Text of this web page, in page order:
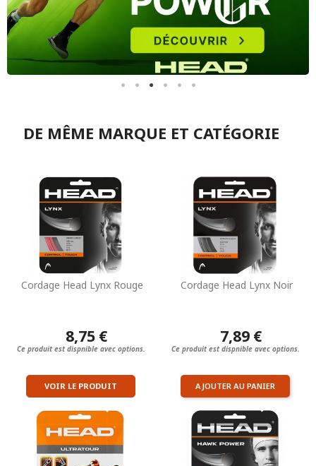
DE MÊME MARQUE ET CATÉGORIE
Cordage Head Lynx Rouge
8,75 €
Ce produit est dispnible avec options.
VOIR LE PRODUIT
Cordage Head Lynx Noir
7,89 €
Ce produit est dispnible avec options.
AJOUTER AU PANIER